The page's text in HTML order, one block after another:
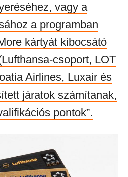
vagy a
a programban
kártyát kibocsátó
csoport, LOT
Airlines, Luxair és
járatok számítanak,
pontok”.